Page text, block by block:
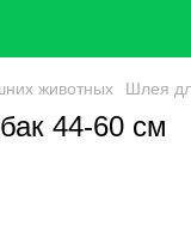
животных Шлея
44-60 см